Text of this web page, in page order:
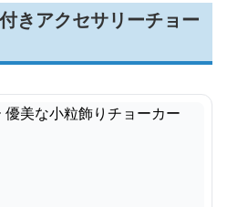
きアクセサリーチョー